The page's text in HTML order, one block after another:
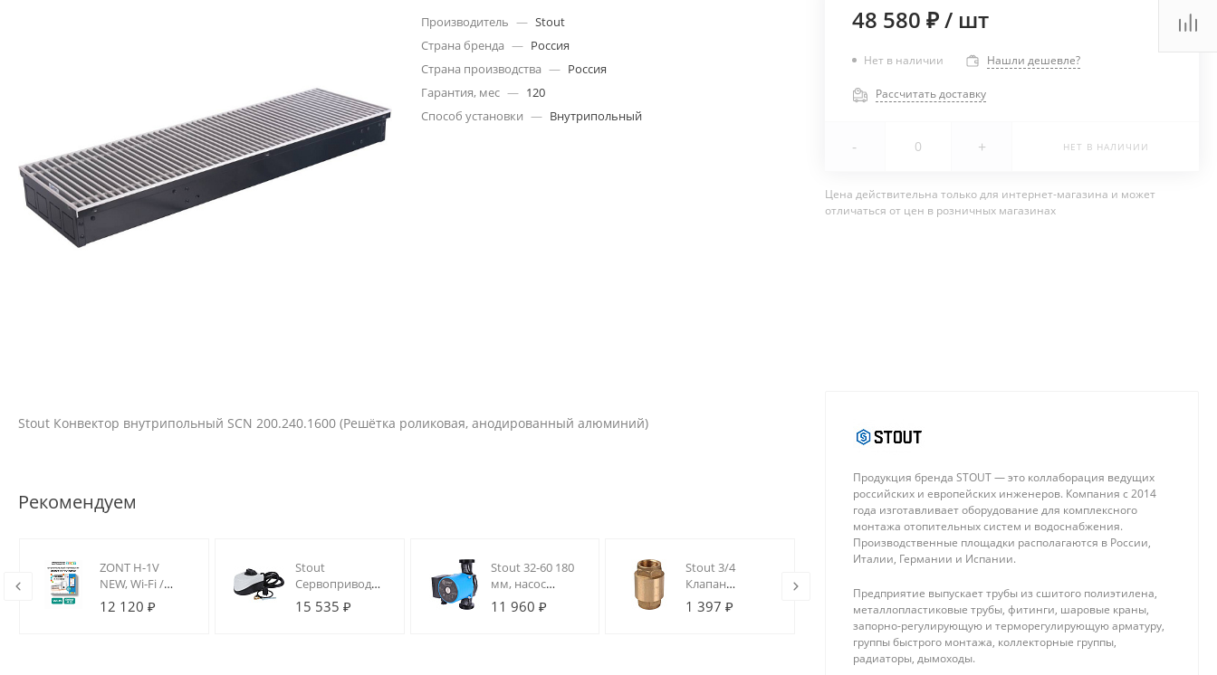
Производитель — Stout
Страна бренда — Россия
Страна производства — Россия
Гарантия, мес — 120
Способ установки — Внутрипольный
48 580 ₽/ шт
Нет в наличии Нашли дешевле?
Рассчитать доставку
- + НЕТ В НАЛИЧИИ
Цена действительна только для интернет-магазина и может
отличаться от цен в розничных магазинах
Stout Конвектор внутрипольный SCN 200.240.1600 (Решётка роликовая, анодированный алюминий)
Рекомендуем
ZONT H-1V
NEW, Wi-Fi /
GSM термостат
для котлов на
12 120 ₽
Stout
Сервопривод
230V 120s
15 535 ₽
Stout 32-60 180
мм, насос
циркуляционный
3-х скоростной, с
11 960 ₽
Stout 3/4
Клапан
обратный
пружинный
1 397 ₽
Rommer Ventil
радиатор
стальной
панельный с
нижним
подключением
9 860 ₽
радиатор
стальной
панельный с
нижним
11 105 ₽
Продукция бренда STOUT — это коллаборация ведущих
российских и европейских инженеров. Компания с 2014
года изготавливает оборудование для комплексного
монтажа отопительных систем и водоснабжения.
Производственные площадки располагаются в России,
Италии, Германии и Испании.
Предприятие выпускает трубы из сшитого полиэтилена,
металлопластиковые трубы, фитинги, шаровые краны,
запорно-регулирующую и терморегулирующую арматуру,
группы быстрого монтажа, коллекторные группы,
радиаторы, дымоходы.